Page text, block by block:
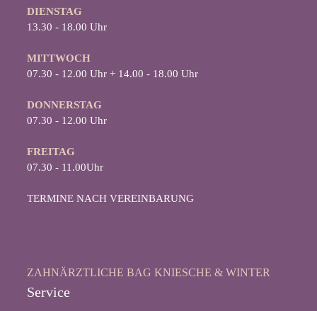
DIENSTAG
13.30 - 18.00 Uhr
MITTWOCH
07.30 - 12.00 Uhr + 14.00 - 18.00 Uhr
DONNERSTAG
07.30 - 12.00 Uhr
FREITAG
07.30 - 11.00Uhr
TERMINE NACH VEREINBARUNG
ZAHNÄRZTLICHE BAG KNIESCHE & WINTER
Service